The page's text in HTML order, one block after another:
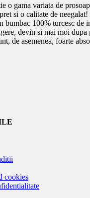
o gama variata de
si o calitate de neegalat!
bumbac 100% turcesc de
devin si mai moi dupa
de asemenea, foarte
cookies